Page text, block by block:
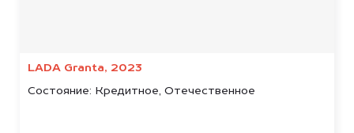
LADA Granta, 2023
Состояние: Кредитное, Отечественное